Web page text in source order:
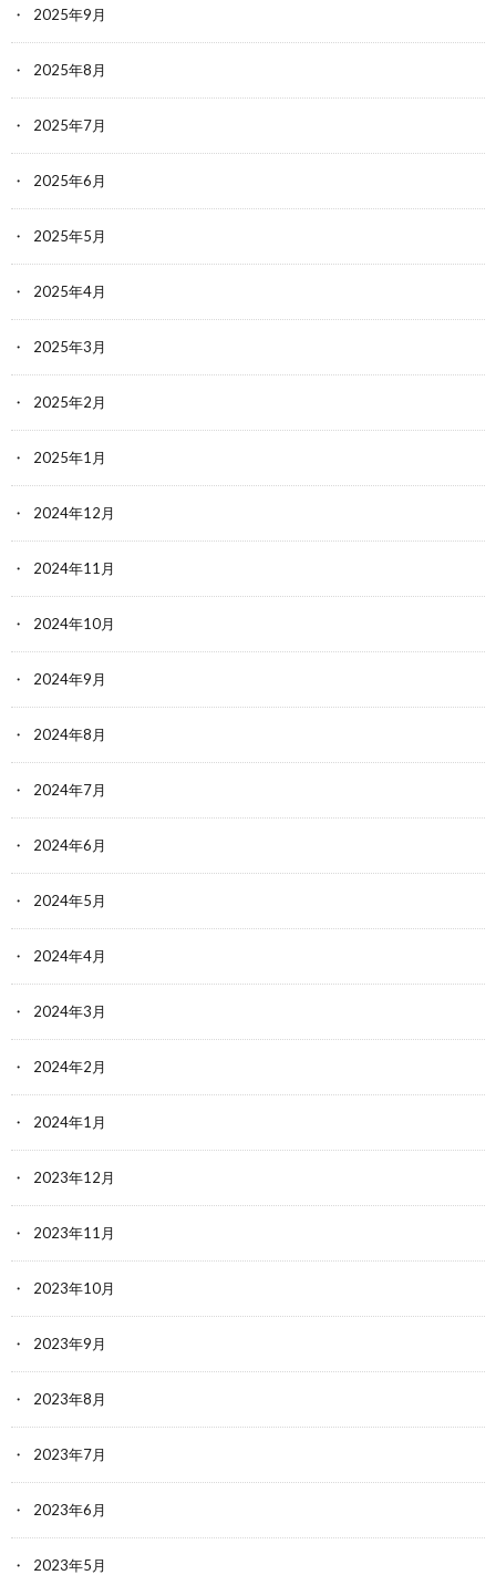
2025年9月
2025年8月
2025年7月
2025年6月
2025年5月
2025年4月
2025年3月
2025年2月
2025年1月
2024年12月
2024年11月
2024年10月
2024年9月
2024年8月
2024年7月
2024年6月
2024年5月
2024年4月
2024年3月
2024年2月
2024年1月
2023年12月
2023年11月
2023年10月
2023年9月
2023年8月
2023年7月
2023年6月
2023年5月